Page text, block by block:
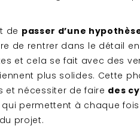
de passer d’une
de rentrer dans le détail
et cela se fait avec des
plus solides. Cette
et nécessiter de faire des
qui permettent à chaque
projet.